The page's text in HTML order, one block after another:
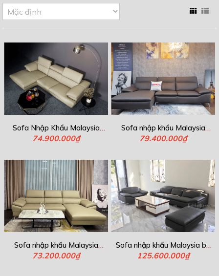
Sofa Nhập Khẩu Malaysia
M7225
74.900.000₫
Sofa nhập khẩu Malaysia
M7223
79.400.000₫
Sofa nhập khẩu Malaysia
M7179
73.200.000₫
Sofa nhập khẩu Malaysia bộ
M7223
125.600.000₫